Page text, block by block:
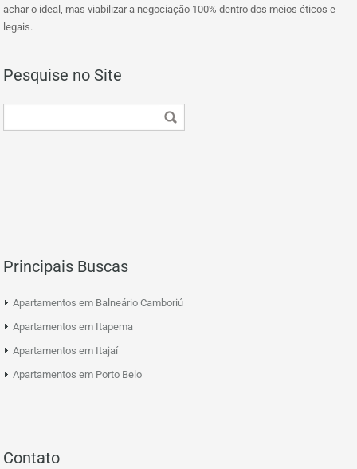
achar o ideal, mas viabilizar a negociação 100% dentro dos meios éticos e
legais.
Pesquise no Site
Principais Buscas
Apartamentos em Balneário Camboriú
Apartamentos em Itapema
Apartamentos em Itajaí
Apartamentos em Porto Belo
Contato